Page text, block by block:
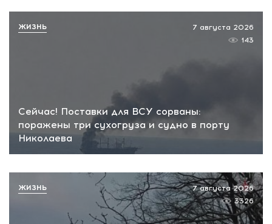
Сейчас! Поставки для ВСУ сорваны:
поражены три сухогруза и судно в порту
Николаева
7 августа 2026
143
ЖИЗНЬ
7 августа 2026
3326
ЖИЗНЬ